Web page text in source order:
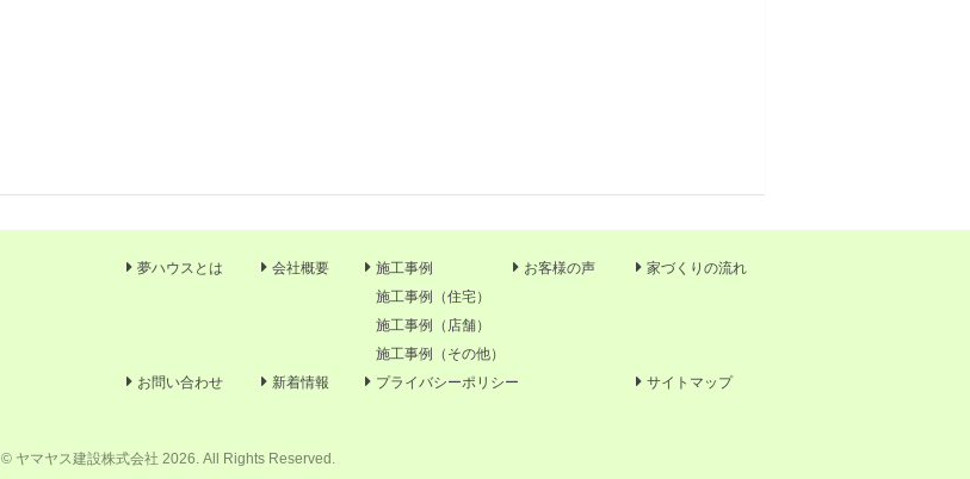
夢ハウスとは 会社概要
施工事例
施工事例（住宅）
施工事例（店舗）
施工事例（その他）
お客様の声 家づくりの流れ
お問い合わせ 新着情報 プライバシーポリシー サイトマップ
© ヤマヤス建設株式会社 2026. All Rights Reserved.